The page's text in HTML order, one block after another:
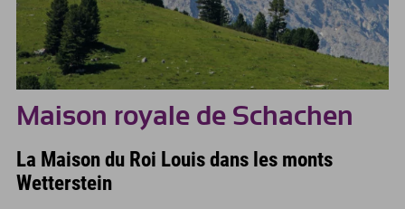
Maison royale de Schachen
La Maison du Roi Louis dans les monts
Wetterstein